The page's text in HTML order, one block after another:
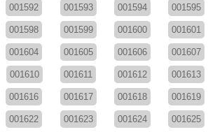
001592 001593 001594 001595
001598 001599 001600 001601
001604 001605 001606 001607
001610 001611 001612 001613
001616 001617 001618 001619
001622 001623 001624 001625